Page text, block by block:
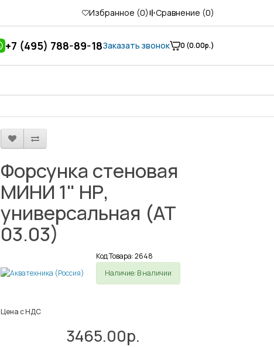
Избранное (0) Сравнение (0)
+7 (495) 788-89-18Заказать звонок 0 (0.00р.)
Форсунка стеновая
МИНИ 1" НР,
универсальная (АТ
03.03)
Код Товара: 2648
Наличие: В наличии
Цена с НДС
3465.00р.